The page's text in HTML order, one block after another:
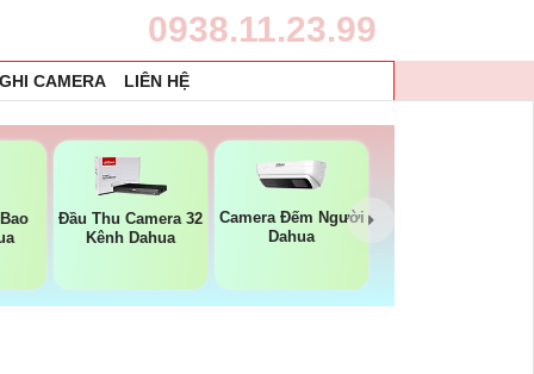
0938.11.23.99
CAMERA LIÊN HỆ
Đầu Thu Camera 32
Kênh Dahua
Camera Đếm Người
Dahua